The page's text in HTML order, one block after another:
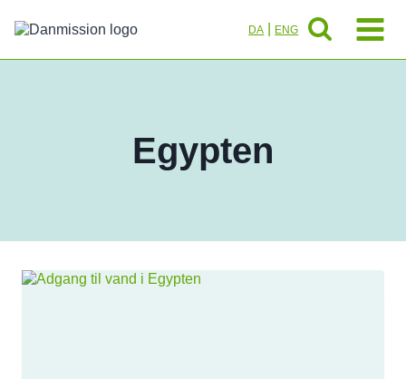
DA ENG
Egypten